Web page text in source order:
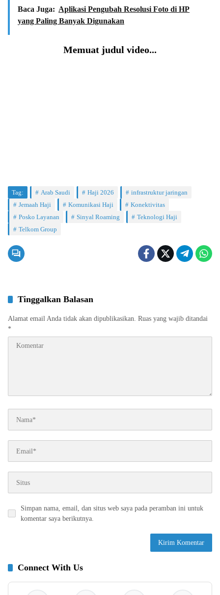
Baca Juga: Aplikasi Pengubah Resolusi Foto di HP
yang Paling Banyak Digunakan
Memuat judul video...
Tag: Arab Saudi Haji 2026
infrastruktur jaringan
Jemaah Haji
Komunikasi Haji
Konektivitas
Posko Layanan
Sinyal Roaming
Teknologi Haji
Telkom Group
Tinggalkan Balasan
Alamat email Anda tidak akan dipublikasikan. Ruas yang wajib ditandai
*
Simpan nama, email, dan situs web saya pada peramban ini untuk
komentar saya berikutnya.
Connect With Us